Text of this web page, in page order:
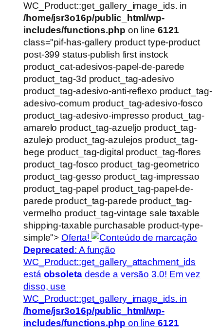
WC_Product::get_gallery_image_ids. in
/home/jsr3o16p/public_html/wp-
includes/functions.php on line 6121
class="pif-has-gallery product type-product
post-399 status-publish first instock
product_cat-adesivos-papel-de-parede
product_tag-3d product_tag-adesivo
product_tag-adesivo-anti-reflexo product_tag-
adesivo-comum product_tag-adesivo-fosco
product_tag-adesivo-impresso product_tag-
amarelo product_tag-azueljo product_tag-
azulejo product_tag-azulejos product_tag-
bege product_tag-digital product_tag-flores
product_tag-fosco product_tag-geometrico
product_tag-gesso product_tag-impressao
product_tag-papel product_tag-papel-de-
parede product_tag-parede product_tag-
vermelho product_tag-vintage sale taxable
shipping-taxable purchasable product-type-
simple"> Oferta!
Deprecated : A função
WC_Product::get_gallery_attachment_ids
está obsoletadesde a versão 3.0! Em vez
disso, use
WC_Product::get_gallery_image_ids. in
/home/jsr3o16p/public_html/wp-
includes/functions.php on line 6121